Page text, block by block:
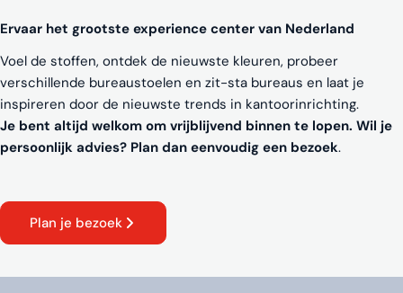
Ervaar het grootste experience center van Nederland
Voel de stoffen, ontdek de nieuwste kleuren, probeer
verschillende bureaustoelen en zit-sta bureaus en laat je
inspireren door de nieuwste trends in kantoorinrichting.
Je bent altijd welkom om vrijblijvend binnen te lopen. Wil je
persoonlijk advies? Plan dan eenvoudig een bezoek.
Plan je bezoek